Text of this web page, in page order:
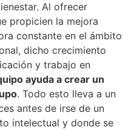
Al ofrecer
propicien la mejora
constante en el ámbito
dicho crecimiento
y trabajo en
ayuda a crear un
. Todo esto lleva a un
antes de irse de un
intelectual y donde se